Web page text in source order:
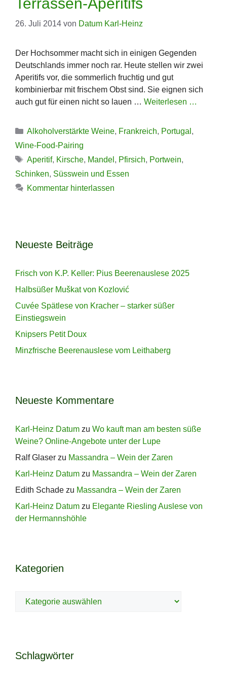
26. Juli 2014 von Datum Karl-Heinz
Der Hochsommer macht sich in einigen Gegenden
Deutschlands immer noch rar. Heute stellen wir zwei
Aperitifs vor, die sommerlich fruchtig und gut
kombinierbar mit frischem Obst sind. Sie eignen sich
auch gut für einen nicht so lauen … Weiterlesen …
Kategorien
Alkoholverstärkte Weine, Frankreich, Portugal ,
Wine-Food-Pairing
Schlagwörter
Aperitif, Kirsche, Mandel , Pfirsich, Portwein,
Schinken, Süsswein und Essen
Kommentar hinterlassen
Neueste Beiträge
Frisch von K.P. Keller: Pius Beerenauslese 2025
Halbsüßer Muškat von Kozlović
Cuvée Spätlese von Kracher – starker süßer
Einstiegswein
Knipsers Petit Doux
Minzfrische Beerenauslese vom Leithaberg
Neueste Kommentare
Karl-Heinz Datum zu Wo kauft man am besten süße
Weine? Online-Angebote unter der Lupe
Ralf Glaser zu Massandra – Wein der Zaren
Karl-Heinz Datum zu Massandra – Wein der Zaren
Edith Schade zu Massandra – Wein der Zaren
Karl-Heinz Datum zu Elegante Riesling Auslese von
der Hermannshöhle
Kategorien
Kategorien
Schlagwörter